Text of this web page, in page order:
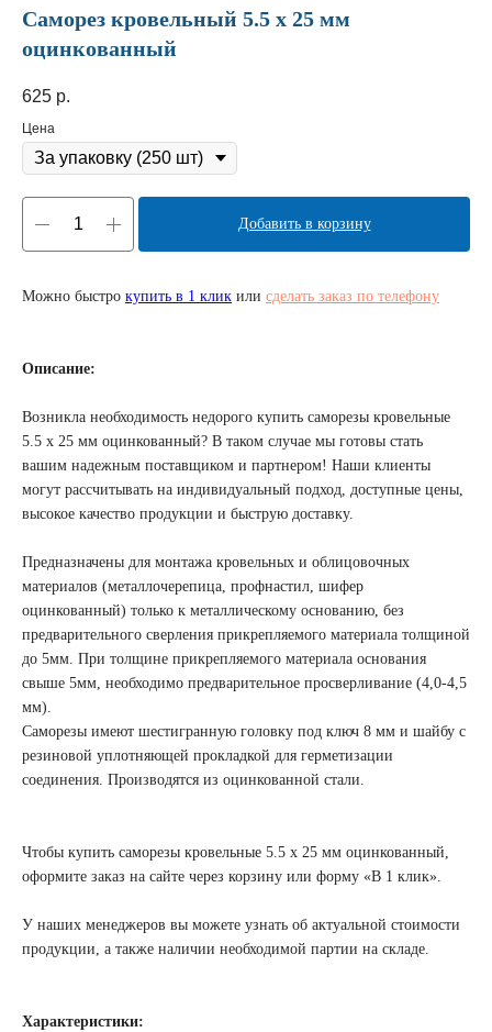
Саморез кровельный 5.5 х 25 мм
оцинкованный
625 р.
Цена
Добавить в корзину
Можно быстро купить в 1 клик или сделать заказ по телефону
Описание:
Возникла необходимость недорого купить саморезы кровельные
5.5 х 25 мм оцинкованный? В таком случае мы готовы стать
вашим надежным поставщиком и партнером! Наши клиенты
могут рассчитывать на индивидуальный подход, доступные цены,
высокое качество продукции и быструю доставку.
Предназначены для монтажа кровельных и облицовочных
материалов (металлочерепица, профнастил, шифер
оцинкованный) только к металлическому основанию, без
предварительного сверления прикрепляемого материала толщиной
до 5мм. При толщине прикрепляемого материала основания
свыше 5мм, необходимо предварительное просверливание (4,0-4,5
мм).
Саморезы имеют шестигранную головку под ключ 8 мм и шайбу с
резиновой уплотняющей прокладкой для герметизации
соединения. Производятся из оцинкованной стали.
Чтобы купить саморезы кровельные 5.5 х 25 мм оцинкованный,
оформите заказ на сайте через корзину или форму «В 1 клик».
У наших менеджеров вы можете узнать об актуальной стоимости
продукции, а также наличии необходимой партии на складе.
Характеристики: